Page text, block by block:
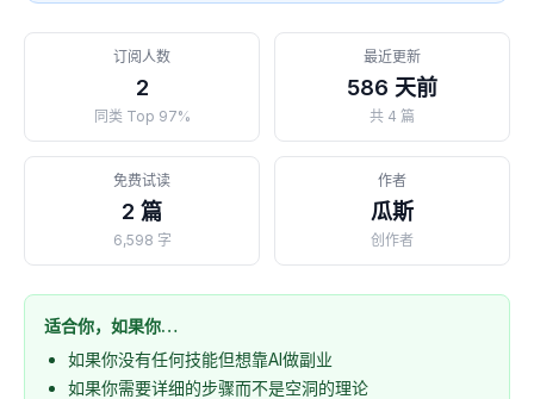
订阅人数
2
同类 Top 97%
最近更新
586 天前
共 4 篇
免费试读
2 篇
6,598 字
作者
瓜斯
创作者
适合你，如果你…
如果你没有任何技能但想靠AI做副业
如果你需要详细的步骤而不是空洞的理论